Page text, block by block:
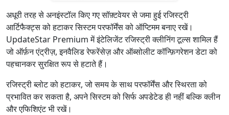
अधूरी तरह से अनइंस्टॉल किए गए सॉफ़्टवेयर से जमा हुई रजिस्ट्री
आर्टिफैक्ट्स को हटाकर सिस्टम परफॉर्मेंस को ऑप्टिमम बनाए रखें।
UpdateStar Premium में इंटेलिजेंट रजिस्ट्री क्लीनिंग टूल्स शामिल हैं
जो ऑर्फ़न एंट्रीज़, इनवैलिड रेफरेंसेज़ और ऑब्सोलीट कॉन्फ़िगरेशन डेटा को
पहचानकर सुरक्षित रूप से हटाते हैं।
रजिस्ट्री ब्लोट को हटाकर, जो समय के साथ परफॉर्मेंस और स्थिरता को
प्रभावित कर सकता है, अपने सिस्टम को सिर्फ अपडेटेड ही नहीं बल्कि क्लीन
और एफिशिएंट भी रखें।